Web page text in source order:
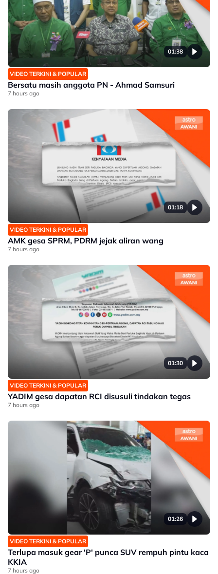
01:38
VIDEO TERKINI & POPULAR
Bersatu masih anggota PN - Ahmad Samsuri
7 hours ago
01:18
VIDEO TERKINI & POPULAR
AMK gesa SPRM, PDRM jejak aliran wang
7 hours ago
01:30
VIDEO TERKINI & POPULAR
YADIM gesa dapatan RCI disusuli tindakan tegas
7 hours ago
01:26
VIDEO TERKINI & POPULAR
Terlupa masuk gear 'P' punca SUV rempuh pintu kaca
KKIA
7 hours ago